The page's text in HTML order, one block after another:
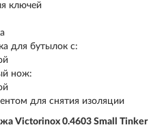
ключей
для бутылок с:
нож:
для снятия изоляции
Victorinox 0.4603 Small Tinker